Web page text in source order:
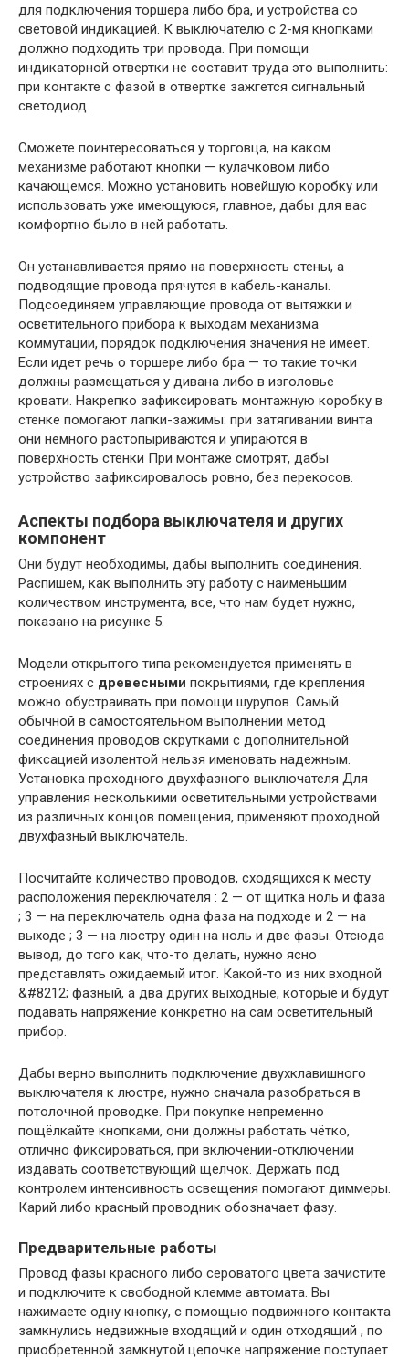
для подключения торшера либо бра, и устройства со
световой индикацией. К выключателю с 2-мя кнопками
должно подходить три провода. При помощи
индикаторной отвертки не составит труда это выполнить:
при контакте с фазой в отвертке зажгется сигнальный
светодиод.
Сможете поинтересоваться у торговца, на каком
механизме работают кнопки — кулачковом либо
качающемся. Можно установить новейшую коробку или
использовать уже имеющуюся, главное, дабы для вас
комфортно было в ней работать.
Он устанавливается прямо на поверхность стены, а
подводящие провода прячутся в кабель-каналы.
Подсоединяем управляющие провода от вытяжки и
осветительного прибора к выходам механизма
коммутации, порядок подключения значения не имеет.
Если идет речь о торшере либо бра — то такие точки
должны размещаться у дивана либо в изголовье
кровати. Накрепко зафиксировать монтажную коробку в
стенке помогают лапки-зажимы: при затягивании винта
они немного растопыриваются и упираются в
поверхность стенки При монтаже смотрят, дабы
устройство зафиксировалось ровно, без перекосов.
Аспекты подбора выключателя и других
компонент
Они будут необходимы, дабы выполнить соединения.
Распишем, как выполнить эту работу с наименьшим
количеством инструмента, все, что нам будет нужно,
показано на рисунке 5.
Модели открытого типа рекомендуется применять в
строениях с древесными покрытиями, где крепления
можно обустраивать при помощи шурупов. Самый
обычной в самостоятельном выполнении метод
соединения проводов скрутками с дополнительной
фиксацией изолентой нельзя именовать надежным.
Установка проходного двухфазного выключателя Для
управления несколькими осветительными устройствами
из различных концов помещения, применяют проходной
двухфазный выключатель.
Посчитайте количество проводов, сходящихся к месту
расположения переключателя : 2 — от щитка ноль и фаза
; 3 — на переключатель одна фаза на подходе и 2 — на
выходе ; 3 — на люстру один на ноль и две фазы. Отсюда
вывод, до того как, что-то делать, нужно ясно
представлять ожидаемый итог. Какой-то из них входной
&#8212; фазный, а два других выходные, которые и будут
подавать напряжение конкретно на сам осветительный
прибор.
Дабы верно выполнить подключение двухклавишного
выключателя к люстре, нужно сначала разобраться в
потолочной проводке. При покупке непременно
пощёлкайте кнопками, они должны работать чётко,
отлично фиксироваться, при включении-отключении
издавать соответствующий щелчок. Держать под
контролем интенсивность освещения помогают диммеры.
Карий либо красный проводник обозначает фазу.
Предварительные работы
Провод фазы красного либо сероватого цвета зачистите
и подключите к свободной клемме автомата. Вы
нажимаете одну кнопку, с помощью подвижного контакта
замкнулись недвижные входящий и один отходящий , по
приобретенной замкнутой цепочке напряжение поступает